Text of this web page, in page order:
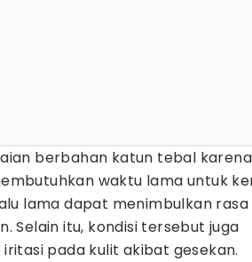
berbahan katun tebal
waktu lama untuk
lama dapat menimbulkan
Selain itu, kondisi tersebut juga
pada kulit akibat gesekan.